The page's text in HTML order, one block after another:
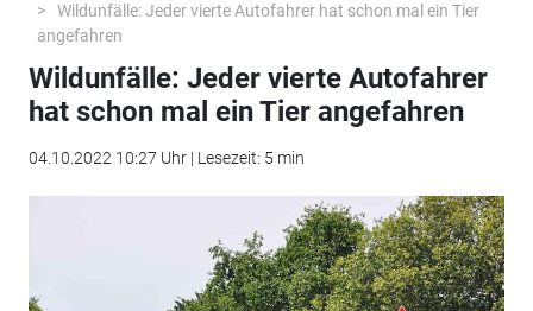
Wildunfälle: Jeder vierte Autofahrer hat schon mal ein Tier
angefahren
Wildunfälle: Jeder vierte Autofahrer
hat schon mal ein Tier angefahren
04.10.2022 10:27 Uhr | Lesezeit: 5 min